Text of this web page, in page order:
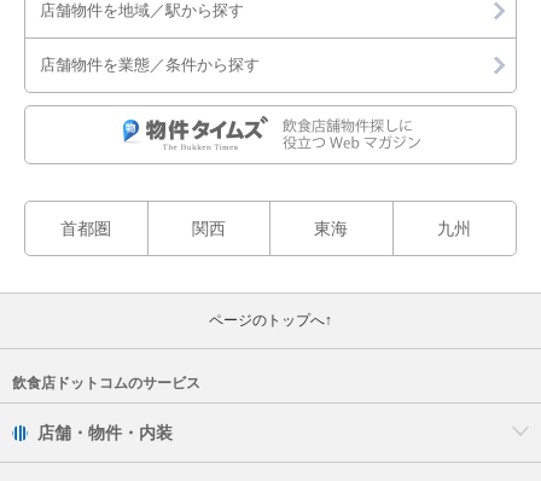
店舗物件を地域／駅から探す
店舗物件を業態／条件から探す
首都圏 関西 東海 九州
ページのトップへ↑
飲食店ドットコムのサービス
店舗・物件・内装